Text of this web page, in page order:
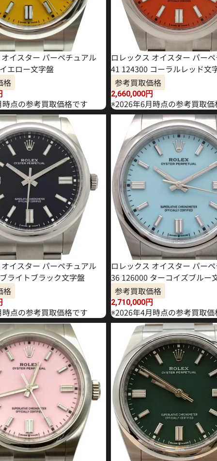
イスター パーペチュアル
エロー文字盤
格
点の参考買取価格です
ロレックス オイスター パー
41 124300 コーラルレッド文
参考買取価格
2,660,000円
※2026年6月時点の参考買取価
イスター パーペチュアル
ライトブラック文字盤
格
点の参考買取価格です
ロレックス オイスター パー
36 126000 ターコイズブルー
参考買取価格
2,710,000円
※2026年4月時点の参考買取価